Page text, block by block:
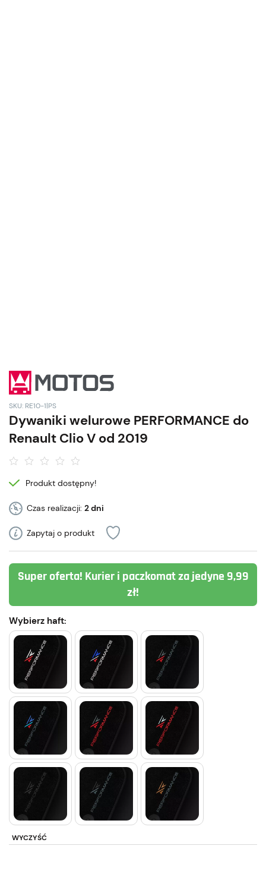
SKU: RE10-1|PS
Dywaniki welurowe PERFORMANCE do
Renault Clio V od 2019
Produkt dostępny!
Czas realizacji: 2 dni
Zapytaj o produkt
Super oferta! Kurier i paczkomat za jedyne 9,99
zł!
Wybierz haft:
WYCZYŚĆ